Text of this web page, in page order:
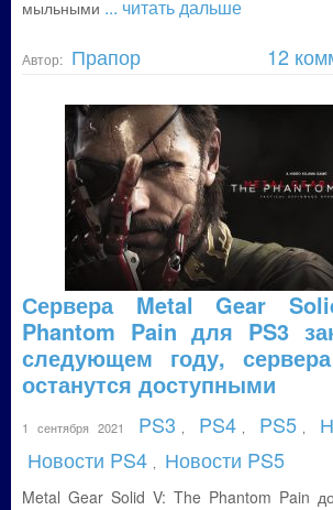
мыльными ... читать дальше
Автор: Прапор 12
Сервера Metal Gear
Phantom Pain для PS3
следующем году,
останутся доступными
1 сентября 2021 PS3 PS4 PS5
Новости PS4 Новости PS5
Metal Gear Solid V: The Phantom Pain